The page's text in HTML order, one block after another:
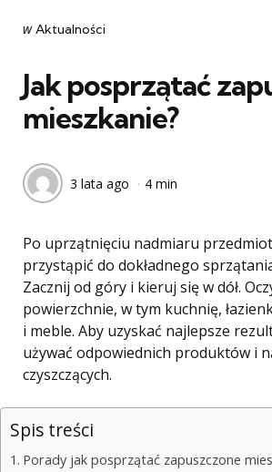
Categories
post
w Aktualności
Jak posprzątać
mieszkanie?
3 lata ago 4 min
Po uprzątnięciu nadmiaru
przystąpić do dokładnego
Zacznij od góry i kieruj się w dół.
powierzchnie, w tym kuchnię,
i meble. Aby uzyskać najlepsze
używać odpowiednich produktów i
czyszczących.
Spis treści
Porady jak posprzątać zapuszczone